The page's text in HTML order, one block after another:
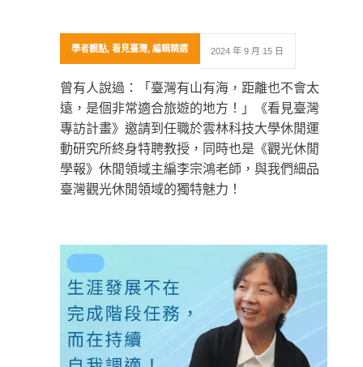
學者觀點, 看見臺灣, 編輯精選 2024 年 9 月 15 日
曾有人說過：「臺灣有山有海，距離也不會太
遠，是個非常適合旅遊的地方！」《看見臺灣
專訪計畫》邀請到任職於雲林科技大學休閒運
動研究所終身特聘教授，同時也是《觀光休閒
學報》休閒領域主編李宗鴻老師，與我們細品
臺灣觀光休閒領域的獨特魅力！